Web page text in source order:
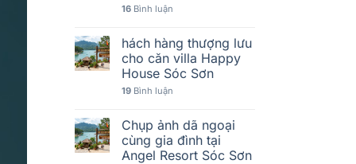
16Bình luận
hách hàng thượng lưu
cho căn villa Happy
House Sóc Sơn
19Bình luận
Chụp ảnh dã ngoại
cùng gia đình tại
Angel Resort Sóc Sơn